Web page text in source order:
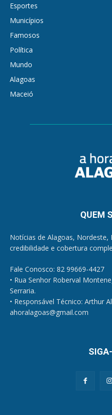
Esportes
Municípios
Famosos
Política
Mundo
Alagoas
Maceió
QUEM
Notícias de Alagoas,
credibilidade e cobertura
Fale Conosco: 82 99669-4427
• Rua Senhor Roberval
Serraria.
• Responsável Técnico: Arthur
ahoralagoas@gmail.com